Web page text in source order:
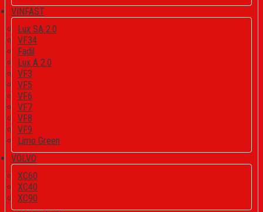
VINFAST
Lux SA 2.0
VF34
Fadil
Lux A 2.0
VF3
VF5
VF6
VF7
VF8
VF9
Limo Green
VOLVO
XC60
XC40
XC90